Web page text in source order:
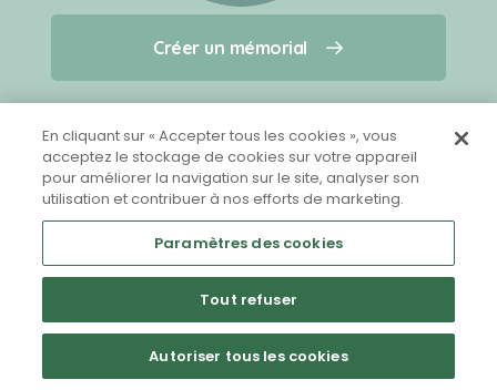
Créer un mémorial
Qui sommes-nous ?
Nous contacter
Partager sur Facebook
Créer un mémorial
En cliquant sur « Accepter tous les cookies », vous
acceptez le stockage de cookies sur votre appareil
pour améliorer la navigation sur le site, analyser son
utilisation et contribuer à nos efforts de marketing.
Paramètres des cookies
Tout refuser
Autoriser tous les cookies